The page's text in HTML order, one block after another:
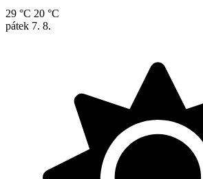
29 °C 20 °C
pátek 7. 8.